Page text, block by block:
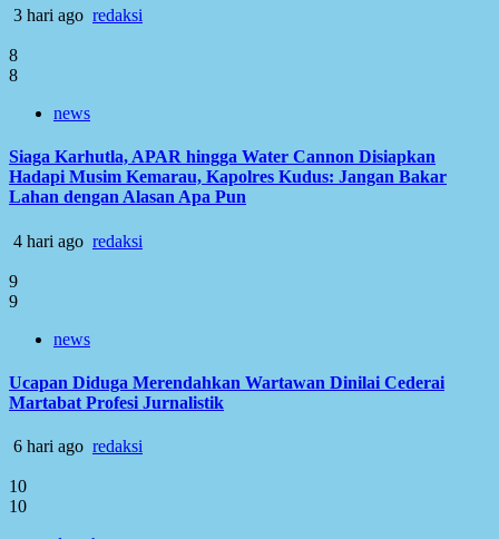
3 hari ago redaksi
8
8
news
Siaga Karhutla, APAR hingga Water Cannon Disiapkan
Hadapi Musim Kemarau, Kapolres Kudus: Jangan Bakar
Lahan dengan Alasan Apa Pun
4 hari ago redaksi
9
9
news
Ucapan Diduga Merendahkan Wartawan Dinilai Cederai
Martabat Profesi Jurnalistik
6 hari ago redaksi
10
10